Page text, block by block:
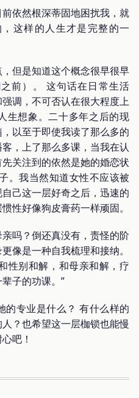
依然根深蒂固地困扰我，就
这样的人生才是完整的一
但是知道这个概念很早很早
前）。 这句话在日常生活
调，不可否认在很大程度上
生想象。二十多年之后的现
以至于即使我读了那么多的
，上了那么多课，当我在认
关注到的依然是她的婚恋状
。我当然知道女性不应该被
己这一层好奇之后，迅速的
性好像狗皮膏药一样顽固。
吗？倒还真没有，责怪的阶
像是一种自我梳理和接纳。
性别和解，和母亲和解，疗
子的功课。”
的专业是什么？ 有什么样的
？也希望这一层枷锁也能慢
吧！